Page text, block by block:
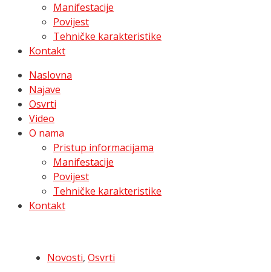
Manifestacije
Povijest
Tehničke karakteristike
Kontakt
Naslovna
Najave
Osvrti
Video
O nama
Pristup informacijama
Manifestacije
Povijest
Tehničke karakteristike
Kontakt
Novosti, Osvrti